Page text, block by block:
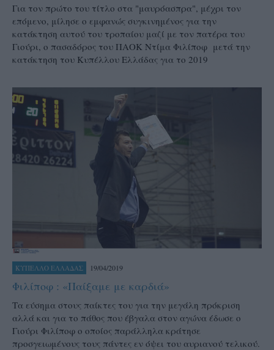
Για τον πρώτο του τίτλο στα "μαυρόασπρα", μέχρι τον
επόμενο, μίλησε ο εμφανώς συγκινημένος για την
κατάκτηση αυτού του τροπαίου μαζί με τον πατέρα του
Γιούρι, ο πασαδόρος του ΠΑΟΚ Ντίμα Φιλίποφ μετά την
κατάκτηση του Κυπέλλου Ελλάδας για το 2019
ΚΥΠΕΛΛΟ ΕΛΛΑΔΑΣ 19/04/2019
Φιλίποφ : «Παίξαμε με καρδιά»
Τα εύσημα στους παίκτες του για την μεγάλη πρόκριση
αλλά και για το πάθος που έβγαλα στον αγώνα έδωσε ο
Γιούρι Φιλίποφ ο οποίος παράλληλα κράτησε
προσγειωμένους τους πάντες εν όψει του αυριανού τελικού.